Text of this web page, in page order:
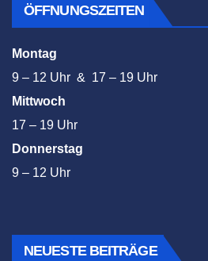
ÖFFNUNGSZEITEN
Montag
9 – 12 Uhr & 17 – 19 Uhr
Mittwoch
17 – 19 Uhr
Donnerstag
9 – 12 Uhr
NEUESTE BEITRÄGE